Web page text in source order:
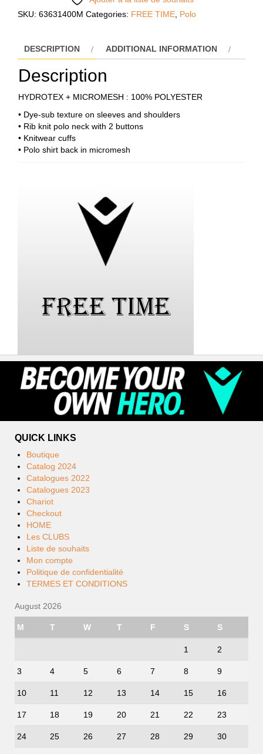
SKU: 63631400M Categories: FREE TIME Polo
DESCRIPTION ADDITIONAL INFORMATION
Description
HYDROTEX + MICROMESH : 100% POLYESTER
• Dye-sub texture on sleeves and shoulders
• Rib knit polo neck with 2 buttons
• Knitwear cuffs
• Polo shirt back in micromesh
QUICK LINKS
Boutique
Catalog 2024
Catalogues 2022
Catalogues 2023
Chariot
Checkout
HOME
Les CLUBS
Liste de souhaits
Mon compte
Politique de confidentialité
TERMES ET CONDITIONS
August 2026
M T W T F S S
1 2
3 4 5 6 7 8 9
10 11 12 13 14 15 16
17 18 19 20 21 22 23
24 25 26 27 28 29 30